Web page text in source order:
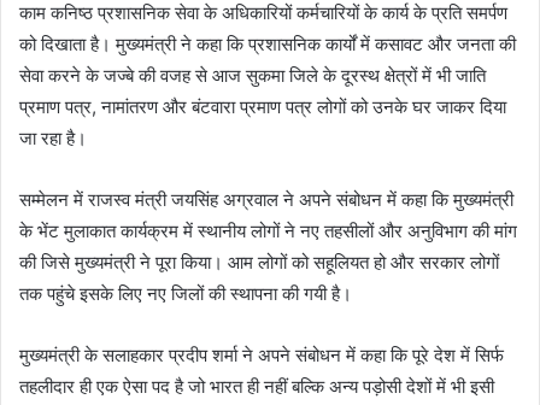
काम कनिष्ठ प्रशासनिक सेवा के अधिकारियों कर्मचारियों के कार्य के प्रति समर्पण
को दिखाता है। मुख्यमंत्री ने कहा कि प्रशासनिक कार्यों में कसावट और जनता की
सेवा करने के जज्बे की वजह से आज सुकमा जिले के दूरस्थ क्षेत्रों में भी जाति
प्रमाण पत्र, नामांतरण और बंटवारा प्रमाण पत्र लोगों को उनके घर जाकर दिया
जा रहा है।
सम्मेलन में राजस्व मंत्री जयसिंह अग्रवाल ने अपने संबोधन में कहा कि मुख्यमंत्री
के भेंट मुलाकात कार्यक्रम में स्थानीय लोगों ने नए तहसीलों और अनुविभाग की मांग
की जिसे मुख्यमंत्री ने पूरा किया। आम लोगों को सहूलियत हो और सरकार लोगों
तक पहुंचे इसके लिए नए जिलों की स्थापना की गयी है।
मुख्यमंत्री के सलाहकार प्रदीप शर्मा ने अपने संबोधन में कहा कि पूरे देश में सिर्फ
तहलीदार ही एक ऐसा पद है जो भारत ही नहीं बल्कि अन्य पड़ोसी देशों में भी इसी